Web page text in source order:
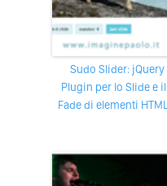
Sudo Slider: jQuery
Plugin per lo Slide e il
Fade di elementi HTML